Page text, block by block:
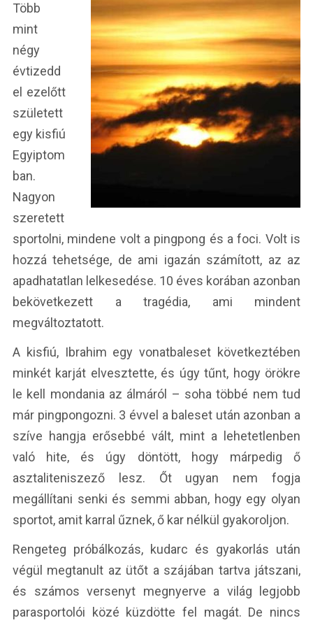
Több
mint
négy
évtizedd
el ezelőtt
született
egy kisfiú
Egyiptom
ban.
Nagyon
szeretett
sportolni, mindene volt a pingpong és a foci. Volt is
hozzá tehetsége, de ami igazán számított, az az
apadhatatlan lelkesedése. 10 éves korában azonban
bekövetkezett a tragédia, ami mindent
megváltoztatott.
A kisfiú, Ibrahim egy vonatbaleset következtében
minkét karját elvesztette, és úgy tűnt, hogy örökre
le kell mondania az álmáról – soha többé nem tud
már pingpongozni. 3 évvel a baleset után azonban a
szíve hangja erősebbé vált, mint a lehetetlenben
való hite, és úgy döntött, hogy márpedig ő
asztaliteniszező lesz. Őt ugyan nem fogja
megállítani senki és semmi abban, hogy egy olyan
sportot, amit karral űznek, ő kar nélkül gyakoroljon.
Rengeteg próbálkozás, kudarc és gyakorlás után
végül megtanult az ütőt a szájában tartva játszani,
és számos versenyt megnyerve a világ legjobb
parasportolói közé küzdötte fel magát. De nincs